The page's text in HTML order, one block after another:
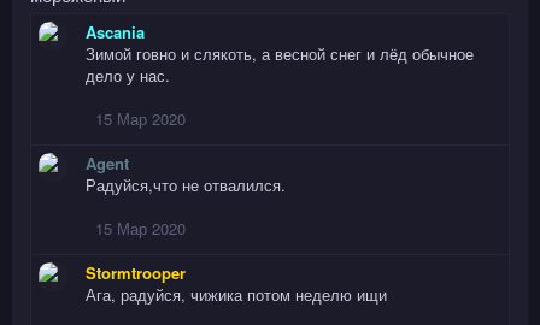
Ascania
Зимой говно и слякоть, а весной снег и лёд обычное
дело у нас.
15 Мар 2020
Agent
Радуйся,что не отвалился.
15 Мар 2020
Stormtrooper
Ага, радуйся, чижика потом неделю ищи